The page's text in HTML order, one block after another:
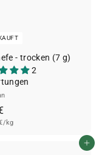
- trocken (7 g)
2
1
,kg
In den Einkaufswagen legen